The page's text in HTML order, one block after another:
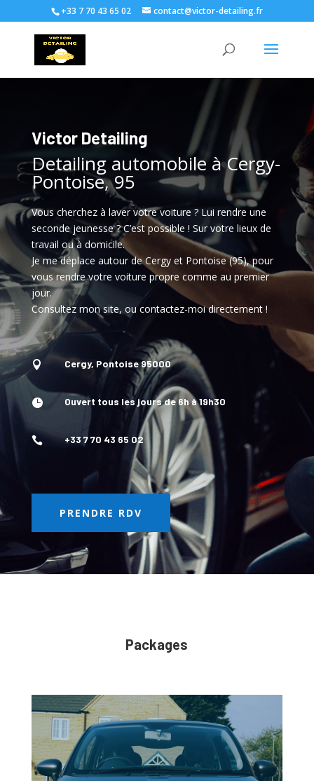
+33 7 70 43 65 02 contact@victor-detailing.fr
Victor Detailing
Detailing automobile à Cergy-
Pontoise, 95
Vous cherchez à laver votre voiture ? Lui rendre une
seconde jeunesse ? C’est possible ! Sur votre lieux de
travail ou à domicile.
Je me déplace autour de Cergy et Pontoise (95), pour
vous rendre votre voiture propre comme au premier
jour.
Consultez mon site, ou contactez-moi directement !
 Cergy, Pontoise 95000
 Ouvert tous les jours de 6h à 19h30
 +33 7 70 43 65 02
PRENDRE RDV
Packages